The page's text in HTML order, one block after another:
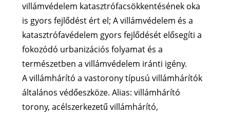
villámvédelem katasztrófacsökkentésének oka
is gyors fejlődést ért el; A villámvédelem és a
katasztrófavédelem gyors fejlődését elősegíti a
fokozódó urbanizációs folyamat és a
természetben a villámvédelem iránti igény.
A villámhárító a vastorony típusú villámhárítók
általános védőeszköze. Alias: villámhárító
torony, acélszerkezetű villámhárító,